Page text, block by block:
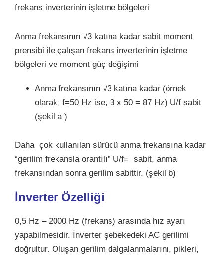
frekans inverterinin işletme bölgeleri
Anma frekansının √3 katına kadar sabit moment
prensibi ile çalışan frekans inverterinin işletme
bölgeleri ve moment güç değişimi
Anma frekansının √3 katına kadar (örnek
olarak f=50 Hz ise, 3 x 50 = 87 Hz) U/f sabit
(şekil a )
Daha çok kullanılan sürücü anma frekansına kadar
“gerilim frekansla orantılı” U/f= sabit, anma
frekansından sonra gerilim sabittir. (şekil b)
İnverter Özelliği
0,5 Hz – 2000 Hz (frekans) arasında hız ayarı
yapabilmesidir. İnverter şebekedeki AC gerilimi
doğrultur. Oluşan gerilim dalgalanmalarını, pikleri,